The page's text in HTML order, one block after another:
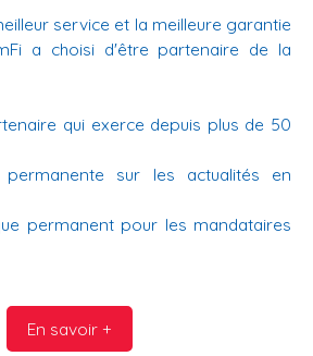
service et la meilleure garantie
a choisi d'être partenaire de la
qui exerce depuis plus de 50
sur les actualités en
permanent pour les mandataires
En savoir +